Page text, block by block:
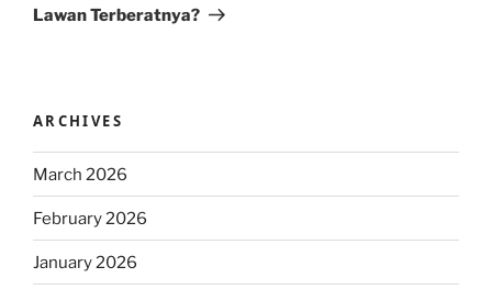
Lawan Terberatnya?
ARCHIVES
March 2026
February 2026
January 2026